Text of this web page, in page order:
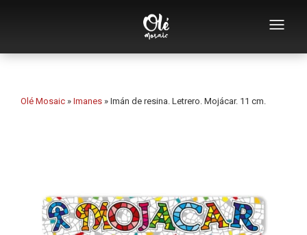
Empresa
Tazas
Olé Mosaic » Imanes » Imán de resina. Letrero. Mojácar. 11 cm.